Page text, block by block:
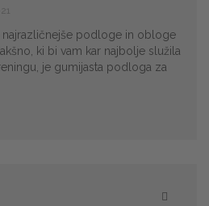
najrazličnejše podloge in obloge
ki bi vam kar najbolje služila
je gumijasta podloga za